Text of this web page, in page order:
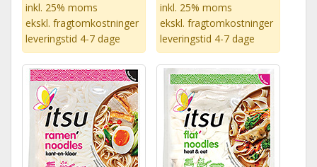
inkl. 25% moms
ekskl. fragtomkostninger
leveringstid 4-7 dage
inkl. 25% moms
ekskl. fragtomkostninger
leveringstid 4-7 dage